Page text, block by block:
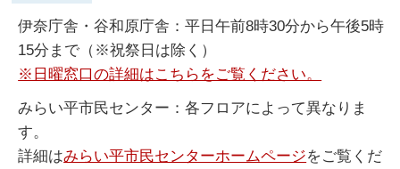
伊奈庁舎・谷和原庁舎：平日午前8時30分から午後5時
15分まで（※祝祭日は除く）
※日曜窓口の詳細はこちらをご覧ください。
みらい平市民センター：各フロアによって異なりま
す。
詳細はみらい平市民センターホームページをご覧くだ